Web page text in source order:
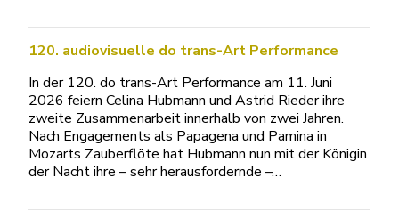
120. audiovisuelle do trans-Art Performance
In der 120. do trans-Art Performance am 11. Juni
2026 feiern Celina Hubmann und Astrid Rieder ihre
zweite Zusammenarbeit innerhalb von zwei Jahren.
Nach Engagements als Papagena und Pamina in
Mozarts Zauberflöte hat Hubmann nun mit der Königin
der Nacht ihre – sehr herausfordernde –…